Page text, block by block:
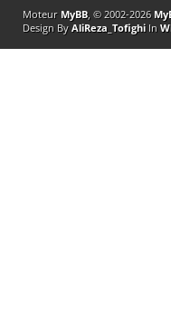
Moteur MyBB, © 2002-2026
Design By AliReza_TofighiIn